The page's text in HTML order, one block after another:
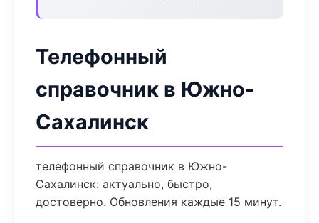
Телефонный
справочник в Южно-
Сахалинск
телефонный справочник в Южно-
Сахалинск: актуально, быстро,
достоверно. Обновления каждые 15 минут.